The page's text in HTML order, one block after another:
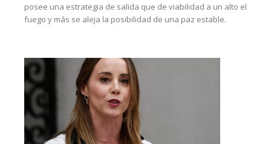
posee una estrategia de salida que de viabilidad a un alto el
fuego y más se aleja la posibilidad de una paz estable.